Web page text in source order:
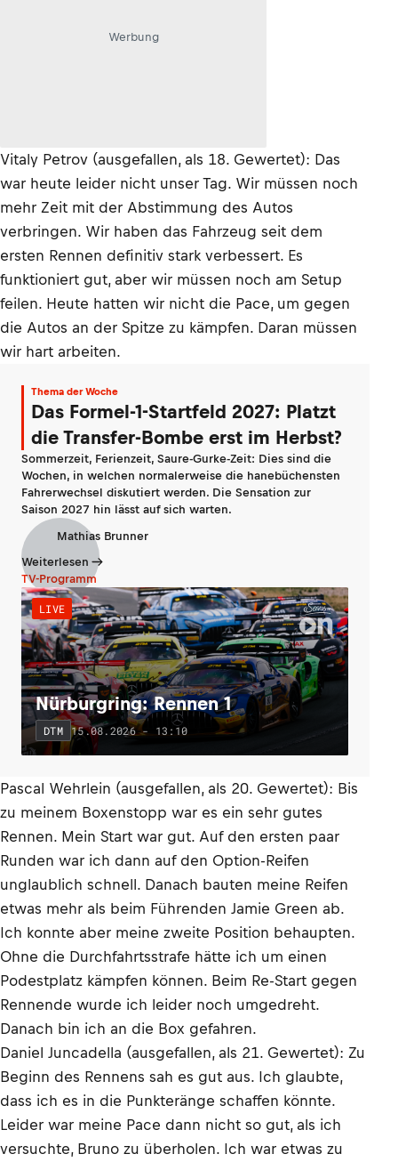
Werbung
Vitaly Petrov (ausgefallen, als 18. Gewertet): Das
war heute leider nicht unser Tag. Wir müssen noch
mehr Zeit mit der Abstimmung des Autos
verbringen. Wir haben das Fahrzeug seit dem
ersten Rennen definitiv stark verbessert. Es
funktioniert gut, aber wir müssen noch am Setup
feilen. Heute hatten wir nicht die Pace, um gegen
die Autos an der Spitze zu kämpfen. Daran müssen
wir hart arbeiten.
Thema der Woche
Das Formel-1-Startfeld 2027: Platzt
die Transfer-Bombe erst im Herbst?
Sommerzeit, Ferienzeit, Saure-Gurke-Zeit: Dies sind die
Wochen, in welchen normalerweise die hanebüchensten
Fahrerwechsel diskutiert werden. Die Sensation zur
Saison 2027 hin lässt auf sich warten.
Mathias Brunner
Weiterlesen
TV-Programm
LIVE
Nürburgring: Rennen 1
DTM 15.08.2026 - 13:10
Pascal Wehrlein (ausgefallen, als 20. Gewertet): Bis
zu meinem Boxenstopp war es ein sehr gutes
Rennen. Mein Start war gut. Auf den ersten paar
Runden war ich dann auf den Option-Reifen
unglaublich schnell. Danach bauten meine Reifen
etwas mehr als beim Führenden Jamie Green ab.
Ich konnte aber meine zweite Position behaupten.
Ohne die Durchfahrtsstrafe hätte ich um einen
Podestplatz kämpfen können. Beim Re-Start gegen
Rennende wurde ich leider noch umgedreht.
Danach bin ich an die Box gefahren.
Daniel Juncadella (ausgefallen, als 21. Gewertet): Zu
Beginn des Rennens sah es gut aus. Ich glaubte,
dass ich es in die Punkteränge schaffen könnte.
Leider war meine Pace dann nicht so gut, als ich
versuchte, Bruno zu überholen. Ich war etwas zu